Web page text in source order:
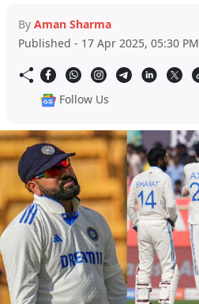
By Aman Sharma
Published - 17 Apr 2025, 05:30 PM
Follow Us